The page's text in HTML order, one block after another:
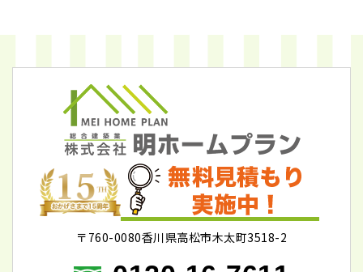
〒760-0080香川県高松市木太町3518-2